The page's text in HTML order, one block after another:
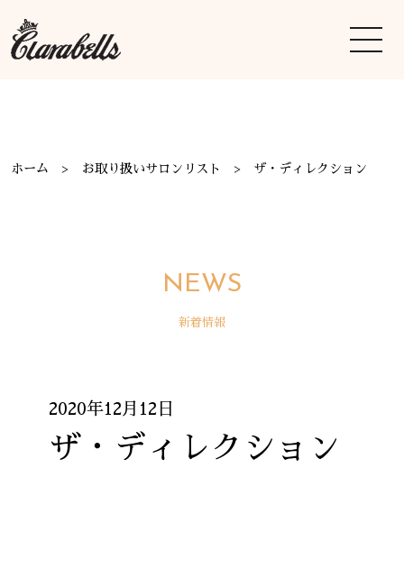
ホーム お取り扱いサロンリスト ザ・ディレクション
NEWS
新着情報
2020年12月12日
ザ・ディレクション